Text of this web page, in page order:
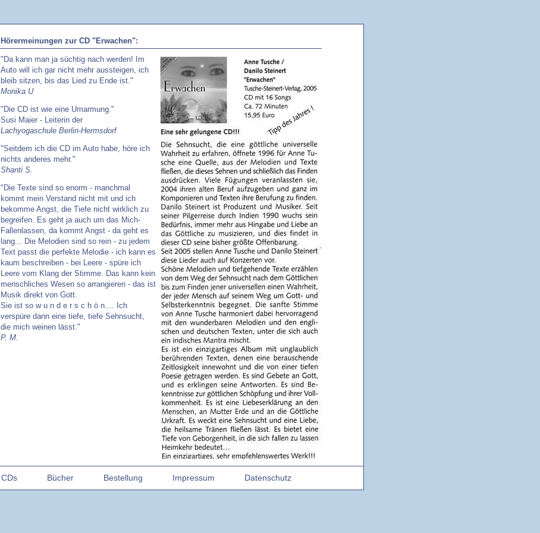
Hörermeinungen zur CD "Erwachen":
"Da kann man ja süchtig nach werden! Im
Auto will ich gar nicht mehr aussteigen, ich
bleib sitzen, bis das Lied zu Ende ist."
Monika U
"Die CD ist wie eine Umarmung."
Susi Maier - Leiterin der
Lachyogaschule Berlin-Hermsdorf
"Seitdem ich die CD im Auto habe, höre ich
nichts anderes mehr."
Shanti S.
"Die Texte sind so enorm - manchmal
kommt mein Verstand nicht mit und ich
bekomme Angst, die Tiefe nicht wirklich zu
begreifen. Es geht ja auch um das Mich-
Fallenlassen, da kommt Angst - da geht es
lang... Die Melodien sind so rein - zu jedem
Text passt die perfekte Melodie - ich kann es
kaum beschreiben - bei Leere - spüre ich
Leere vom Klang der Stimme. Das kann kein
menschliches Wesen so arrangieren - das ist
Musik direkt von Gott.
Sie ist so w u n d e r s c h ö n.... Ich
verspüre dann eine tiefe, tiefe Sehnsucht,
die mich weinen lässt."
P. M.
CDs Bücher Bestellung Impressum Datenschutz